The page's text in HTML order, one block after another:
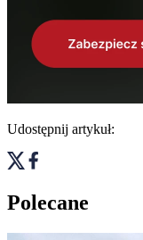
Udostępnij artykuł:
Polecane